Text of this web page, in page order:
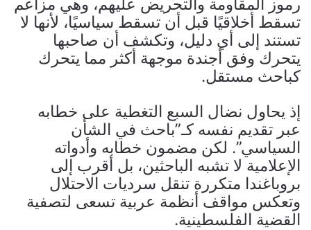
رموز المقاومة والتحريض عليهم، وهي مزاعم
تسقط أخلاقيًا قبل أن تسقط سياسيًا، لأنها لا
تستند إلى أي دليل، وتكشف أن صاحبها
يتحرك وفق أجندة موجهة أكثر مما يتحرك
كباحث مستقل.
إذ يحاول نضال السبع التغطية على خطابه
عبر تقديم نفسه كـ”باحث في الشأن
السياسي”. لكن مضمون خطابه وأدواته
الإعلامية لا تشبه الباحثين، بل أقرب إلى
بروباغندا متكررة تنقل سرديات الاحتلال
وتعكس مواقف أنظمة عربية تسعى لتصفية
القضية الفلسطينية.